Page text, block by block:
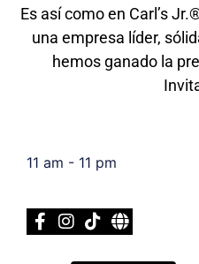
Es así como en Carl’s
una empresa líder,
hemos ganado la
11 am - 11 pm